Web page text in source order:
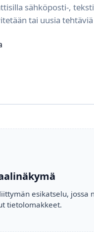
sähköposti-,
tai uusia
esikatselu, jossa
tietolomakkeet.